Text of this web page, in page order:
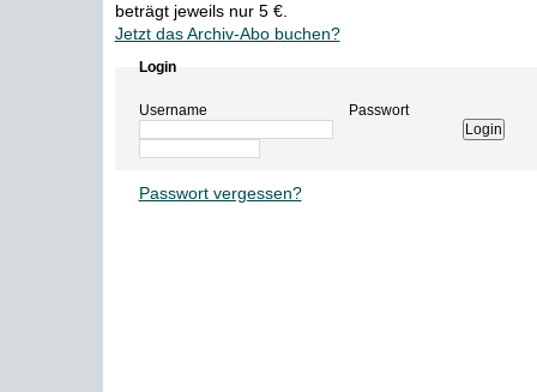
beträgt jeweils nur 5 €.
Jetzt das Archiv-Abo buchen?
Login
Username Passwort
Passwort vergessen?